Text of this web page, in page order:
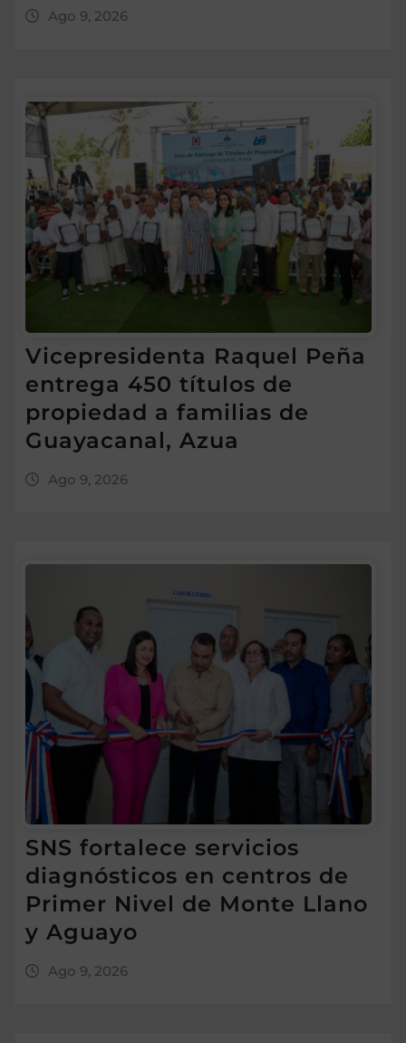
Ago 9, 2026
Vicepresidenta Raquel Peña
entrega 450 títulos de
propiedad a familias de
Guayacanal, Azua
Ago 9, 2026
SNS fortalece servicios
diagnósticos en centros de
Primer Nivel de Monte Llano
y Aguayo
Ago 9, 2026